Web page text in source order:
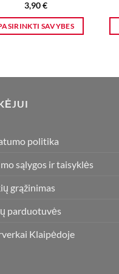
3,90€
SAVYBES
may
chosen
product
politika
sąlygos ir taisyklės
grąžinimas
parduotuvės
Klaipėdoje